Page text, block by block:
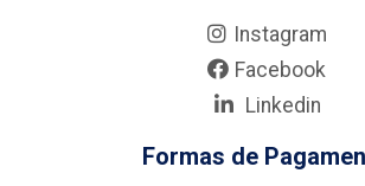
Instagram
Facebook
Linkedin
Formas de